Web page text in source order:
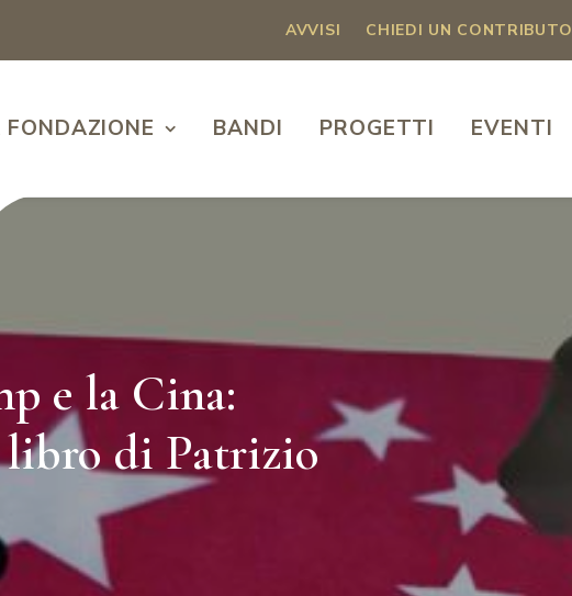
AVVISI CHIEDI UN CONTRIBUTO
FONDAZIONE BANDI PROGETTI EVENTI
e la Cina:
libro di Patrizio